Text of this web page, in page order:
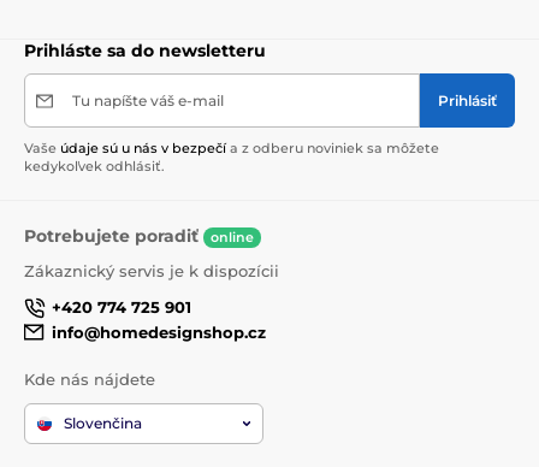
Prihláste sa do newsletteru
Tu napíšte váš e-mail Prihlásiť
Vaše údaje sú u nás v bezpečí a z odberu noviniek sa môžete
kedykoľvek odhlásiť.
Potrebujete poradiť online
Zákaznický servis je k dispozícii
+420 774 725 901
info@homedesignshop.cz
Kde nás nájdete
Slovenčina